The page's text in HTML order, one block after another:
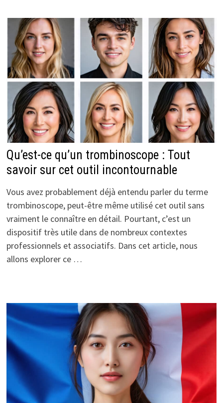
Qu’est-ce qu’un trombinoscope : Tout
savoir sur cet outil incontournable
Vous avez probablement déjà entendu parler du terme
trombinoscope, peut-être même utilisé cet outil sans
vraiment le connaître en détail. Pourtant, c’est un
dispositif très utile dans de nombreux contextes
professionnels et associatifs. Dans cet article, nous
allons explorer ce …